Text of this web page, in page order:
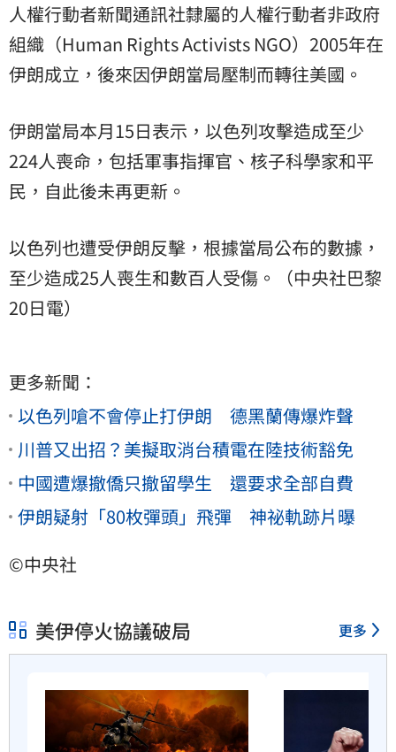
人權行動者新聞通訊社隸屬的人權行動者非政府
組織（Human Rights Activists NGO）2005年在
伊朗成立，後來因伊朗當局壓制而轉往美國。
伊朗當局本月15日表示，以色列攻擊造成至少
224人喪命，包括軍事指揮官、核子科學家和平
民，自此後未再更新。
以色列也遭受伊朗反擊，根據當局公布的數據，
至少造成25人喪生和數百人受傷。（中央社巴黎
20日電）
更多新聞：
以色列嗆不會停止打伊朗 德黑蘭傳爆炸聲
川普又出招？美擬取消台積電在陸技術豁免
中國遭爆撤僑只撤留學生 還要求全部自費
伊朗疑射「80枚彈頭」飛彈 神祕軌跡片曝
©中央社
美伊停火協議破局 更多